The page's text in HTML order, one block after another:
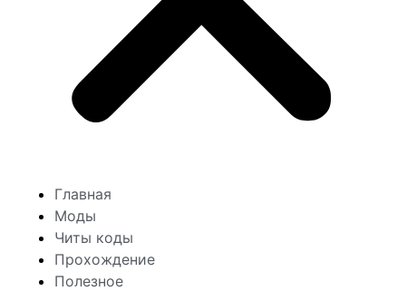
Главная
Моды
Читы коды
Прохождение
Полезное